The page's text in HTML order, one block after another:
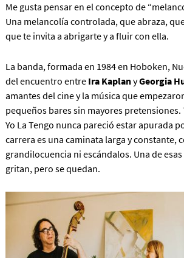
Me gusta pensar en el concepto de
Una melancolía controlada, que abraza,
que te invita a abrigarte y a fluir con ella.
La banda, formada en 1984 en Hoboken,
del encuentro entre Ira KaplanyGeorgia
amantes del cine y la música que
pequeños bares sin mayores pretensiones.
Yo La Tengo nunca pareció estar apurada
carrera es una caminata larga y constante,
grandilocuencia ni escándalos. Una de
gritan, pero se quedan.